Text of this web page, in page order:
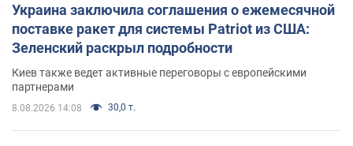
Украина заключила соглашения о ежемесячной
поставке ракет для системы Patriot из США:
Зеленский раскрыл подробности
Киев также ведет активные переговоры с европейскими
партнерами
8.08.2026 14:08 30,0 т.